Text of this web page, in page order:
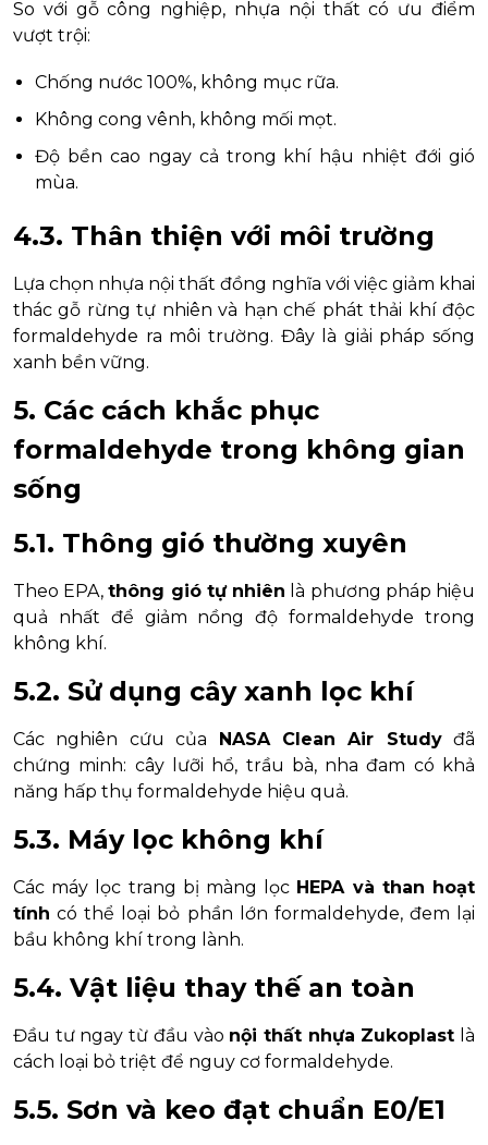
So với gỗ công nghiệp, nhựa nội thất có ưu điểm
vượt trội:
Chống nước 100%, không mục rữa.
Không cong vênh, không mối mọt.
Độ bền cao ngay cả trong khí hậu nhiệt đới gió
mùa.
4.3. Thân thiện với môi trường
Lựa chọn nhựa nội thất đồng nghĩa với việc giảm khai
thác gỗ rừng tự nhiên và hạn chế phát thải khí độc
formaldehyde ra môi trường. Đây là giải pháp sống
xanh bền vững.
5. Các cách khắc phục
formaldehyde trong không gian
sống
5.1. Thông gió thường xuyên
Theo EPA,thông gió tự nhiên là phương pháp hiệu
quả nhất để giảm nồng độ formaldehyde trong
không khí.
5.2. Sử dụng cây xanh lọc khí
Các nghiên cứu của NASA Clean Air Studyđã
chứng minh: cây lưỡi hổ, trầu bà, nha đam có khả
năng hấp thụ formaldehyde hiệu quả.
5.3. Máy lọc không khí
Các máy lọc trang bị màng lọc HEPA và than hoạt
tính có thể loại bỏ phần lớn formaldehyde, đem lại
bầu không khí trong lành.
5.4. Vật liệu thay thế an toàn
Đầu tư ngay từ đầu vào nội thất nhựa Zukoplast là
cách loại bỏ triệt để nguy cơ formaldehyde.
5.5. Sơn và keo đạt chuẩn E0/E1